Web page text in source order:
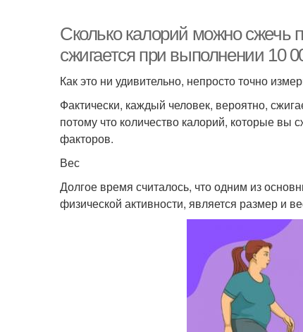
Сколько калорий можно сжечь
сжигается при выполнении 10
Как это ни удивительно, непросто точно
Фактически, каждый человек, вероятно,
потому что количество калорий, которые вы
факторов.
Вес
Долгое время считалось, что одним из
физической активности, является размер и